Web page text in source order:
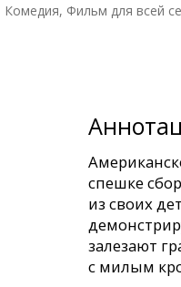
Комедия, Фильм для всей
спешке
из своих
залезают
с милым